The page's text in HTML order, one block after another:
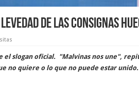
de las consignas
el slogan oficial. "Malvinas nos une",
no quiere o lo que no puede estar unido.